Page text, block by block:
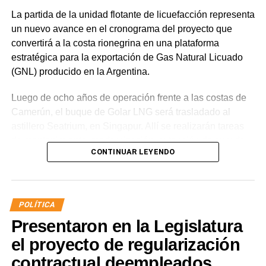
agosto, reduciendo el riesgo de filtraciones, preservando
la infraestructura de riego y evitando futuras reparaciones
de emergencia.
La partida de la unidad flotante de licuefacción representa
un nuevo avance en el cronograma del proyecto que
convertirá a la costa rionegrina en una plataforma
estratégica para la exportación de Gas Natural Licuado
(GNL) producido en la Argentina.
Luego de ocho años de operación frente a las costas de
Camerún, el buque de Golar LNG será trasladado al
de mantenimiento, modernización, extensión de su vida
útil y acondicionamiento para su futura operación frente a
Una capacidad clave para la primera
etapa
El Hilli Episeyo cuenta con una capacidad de producción
de 2,45 millones de toneladas anuales de GNL,
CONTINUAR LEYENDO
POLÍTICA
Presentaron en la Legislatura
el proyecto de regularización